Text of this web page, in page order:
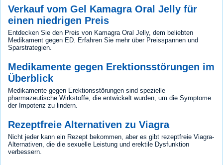
Verkauf vom Gel Kamagra Oral Jelly für
einen niedrigen Preis
Entdecken Sie den Preis von Kamagra Oral Jelly, dem beliebten
Medikament gegen ED. Erfahren Sie mehr über Preisspannen und
Sparstrategien.
Medikamente gegen Erektionsstörungen im
Überblick
Medikamente gegen Erektionsstörungen sind spezielle
pharmazeutische Wirkstoffe, die entwickelt wurden, um die Symptome
der Impotenz zu lindern.
Rezeptfreie Alternativen zu Viagra
Nicht jeder kann ein Rezept bekommen, aber es gibt rezeptfreie Viagra-
Alternativen, die die sexuelle Leistung und erektile Dysfunktion
verbessern.